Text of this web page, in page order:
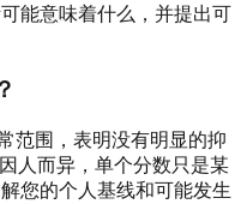
能意味着什么，并提出可
范围，表明没有明显的抑
人而异，单个分数只是某
您的个人基线和可能发生